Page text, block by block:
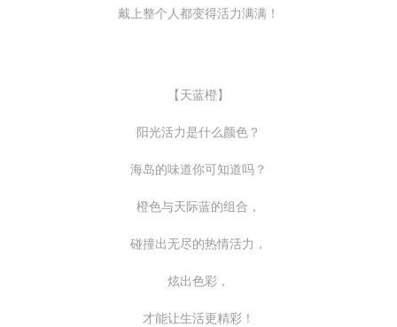
戴上整个人都变得活力满满！
【天蓝橙】
阳光活力是什么颜色？
海岛的味道你可知道吗？
橙色与天际蓝的组合，
碰撞出无尽的热情活力，
炫出色彩，
才能让生活更精彩！